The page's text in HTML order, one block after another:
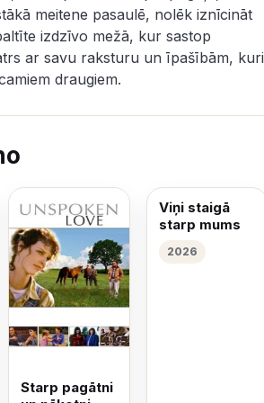
meitene pasaulē, nolēk iznīcināt
izdzīvo mežā, kur sastop
ar savu raksturu un īpašībām, kuri
draugiem.
Starp pagātni
Viņi staigā
starp mums
2026